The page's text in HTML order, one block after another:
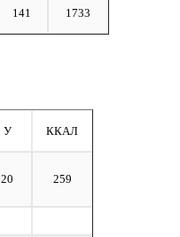
141 1733
У ККАЛ
20 259